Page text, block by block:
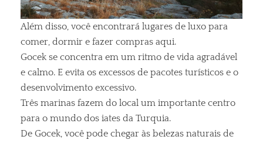
Além disso, você encontrará lugares de luxo para
comer, dormir e fazer compras aqui.
Gocek se concentra em um ritmo de vida agradável
e calmo. E evita os excessos de pacotes turísticos e o
desenvolvimento excessivo.
Três marinas fazem do local um importante centro
para o mundo dos iates da Turquia.
De Gocek, você pode chegar às belezas naturais de